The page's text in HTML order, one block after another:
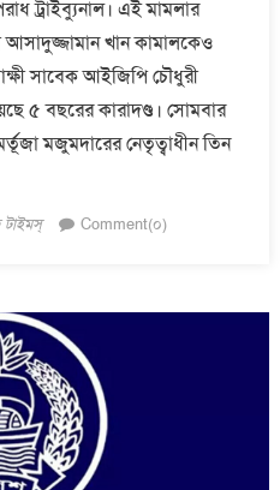
ট্রাইব্যুনাল। এই মামলার
আসাদুজ্জামান খান কামালকেও
সাবেক আইজিপি চৌধুরী
৫ বছরের কারাদণ্ড। সোমবার
মজুমদারের নেতৃত্বাধীন তিন
Comment(০)